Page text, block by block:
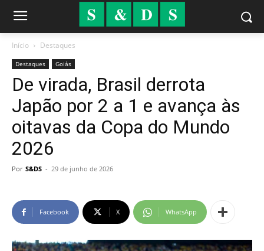
Início Destaques
Destaques Goiás
De virada, Brasil derrota
Japão por 2 a 1 e avança às
oitavas da Copa do Mundo
2026
Por S&DS - 29 de junho de 2026
Facebook X WhatsApp